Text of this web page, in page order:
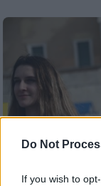
Do Not
If you wish to